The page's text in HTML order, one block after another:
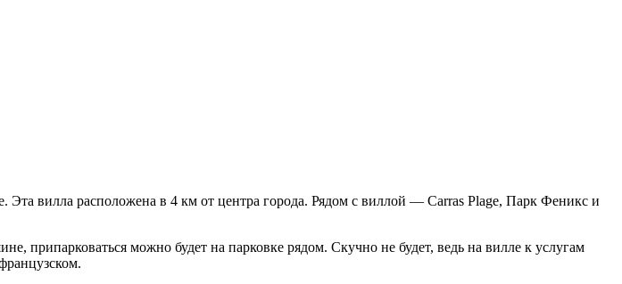
вилла расположена в 4 км от центра города. Рядом с виллой — Carras Plage, Парк Феникс и
припарковаться можно будет на парковке рядом. Скучно не будет, ведь на вилле к услугам